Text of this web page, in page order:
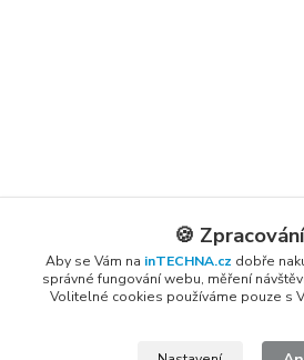
🍪
Aby se Vám na inTECHNA.cz dobře
správné fungování webu, měření
Volitelné cookies používáme pouze s